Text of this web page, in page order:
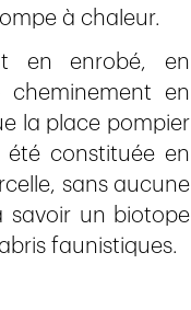
à chaleur.
en enrobé, en
en
la place pompier
constituée en
sans aucune
savoir un biotope
faunistiques.